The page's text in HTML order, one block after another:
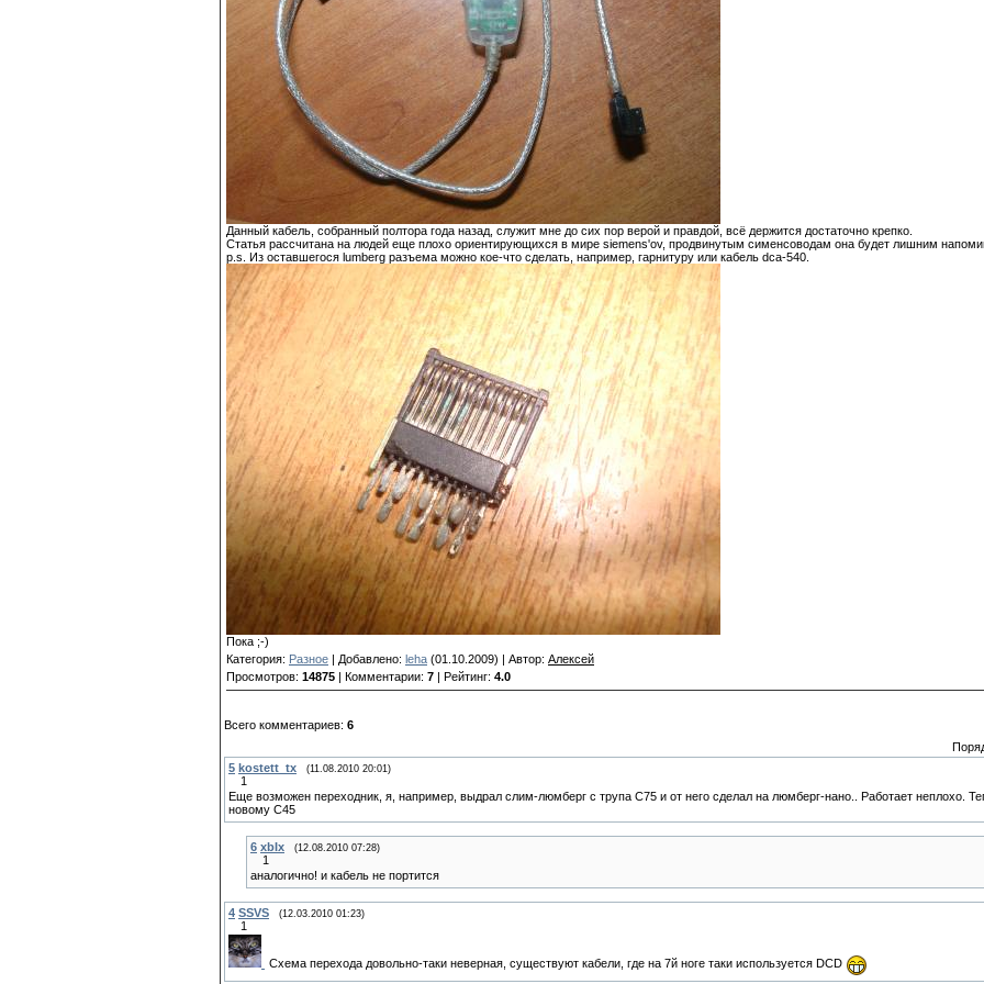
Данный кабель, собранный полтора года назад, служит мне до сих пор верой и правдой, всё держится достаточно крепко.
Статья рассчитана на людей еще плохо ориентирующихся в мире siemens'ov, продвинутым сименсоводам она будет лишним
p.s. Из оставшегося lumberg разъема можно кое-что сделать, например, гарнитуру или кабель dca-540.
Пока ;-)
Категория: Разное | Добавлено: leha (01.10.2009) | Автор: Алексей
Просмотров: 14875 | Комментарии: 7 | Рейтинг: 4.0
Всего комментариев: 6
5 kostett_tx (11.08.2010 20:01)
1
Еще возможен переходник, я, например, выдрал слим-люмберг с трупа C75 и от него сделал на люмберг-нано.. Работает неплохо.
новому C45
6 xbIx (12.08.2010 07:28)
1
аналогично! и кабель не портится
4 SSVS (12.03.2010 01:23)
1
Схема перехода довольно-таки неверная, существуют кабели, где на 7й ноге таки используется DCD